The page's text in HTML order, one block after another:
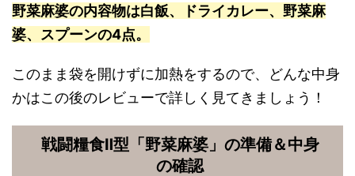
野菜麻婆の内容物は白飯、ドライカレー、野菜麻
婆、スプーンの4点。
このまま袋を開けずに加熱をするので、どんな中身
かはこの後のレビューで詳しく見てきましょう！
戦闘糧食Ⅱ型「野菜麻婆」の準備＆中身
の確認